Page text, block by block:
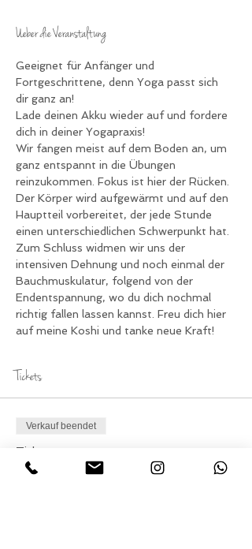
Ueber die Veranstaltung
Geeignet für Anfänger und
Fortgeschrittene, denn Yoga passt sich
dir ganz an!
Lade deinen Akku wieder auf und fordere
dich in deiner Yogapraxis!
Wir fangen meist auf dem Boden an, um
ganz entspannt in die Übungen
reinzukommen. Fokus ist hier der Rücken.
Der Körper wird aufgewärmt und auf den
Hauptteil vorbereitet, der jede Stunde
einen unterschiedlichen Schwerpunkt hat.
Zum Schluss widmen wir uns der
intensiven Dehnung und noch einmal der
Bauchmuskulatur, folgend von der
Endentspannung, wo du dich nochmal
richtig fallen lassen kannst. Freu dich hier
auf meine Koshi und tanke neue Kraft!
Tickets
Verkauf beendet
Tickettyp
Teilnahme Yoga am